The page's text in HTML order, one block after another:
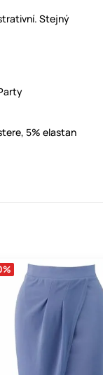
Stejný
5% elastan